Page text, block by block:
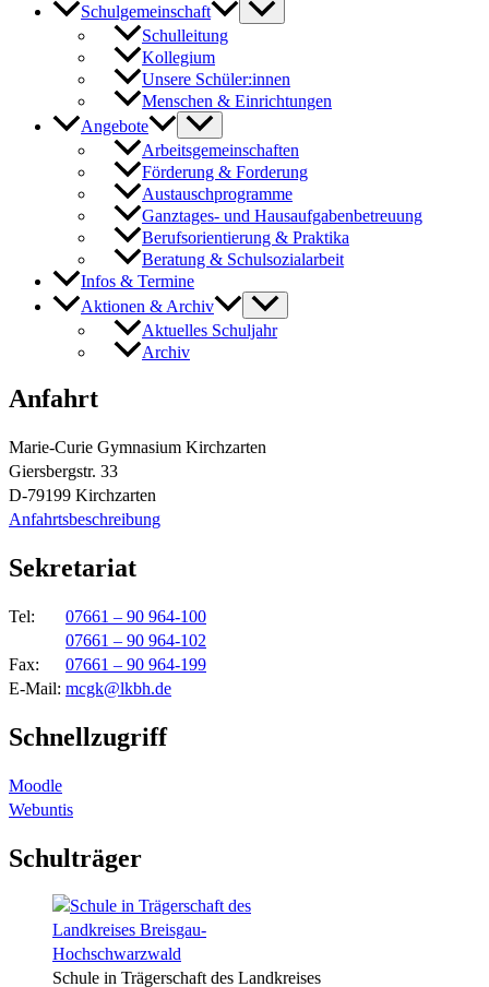
Schulgemeinschaft
Schulleitung
Kollegium
Unsere Schüler:innen
Menschen & Einrichtungen
Angebote
Arbeitsgemeinschaften
Förderung & Forderung
Austauschprogramme
Ganztages- und Hausaufgabenbetreuung
Berufsorientierung & Praktika
Beratung & Schulsozialarbeit
Infos & Termine
Aktionen & Archiv
Aktuelles Schuljahr
Archiv
Anfahrt
Marie-Curie Gymnasium Kirchzarten
Giersbergstr. 33
D-79199 Kirchzarten
Anfahrtsbeschreibung
Sekretariat
Tel: 07661 – 90 964-100
07661 – 90 964-102
Fax: 07661 – 90 964-199
E-Mail: mcgk@lkbh.de
Schnellzugriff
Moodle
Webuntis
Schulträger
Schule in Trägerschaft des Landkreises